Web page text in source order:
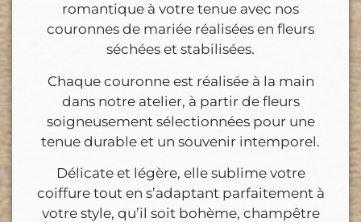
romantique à votre tenue avec nos
couronnes de mariée réalisées en fleurs
séchées et stabilisées.
Chaque couronne est réalisée à la main
dans notre atelier, à partir de fleurs
soigneusement sélectionnées pour une
tenue durable et un souvenir intemporel.
Délicate et légère, elle sublime votre
coiffure tout en s’adaptant parfaitement à
votre style, qu’il soit bohème, champêtre